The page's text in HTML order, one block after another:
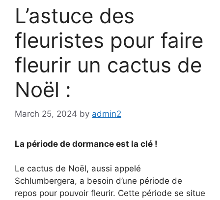
L’astuce des
fleuristes pour faire
fleurir un cactus de
Noël :
March 25, 2024 by admin2
La période de dormance est la clé !
Le cactus de Noël, aussi appelé
Schlumbergera, a besoin d’une période de
repos pour pouvoir fleurir. Cette période se situe